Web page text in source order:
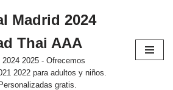
Madrid 2024
Thai AAA
2025 - Ofrecemos
2022 para adultos y niños.
gratis.